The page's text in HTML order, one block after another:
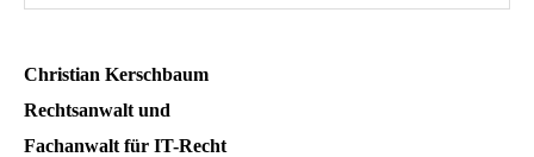
im
Christian Kerschbaum
Rechtsanwalt und
Fachanwalt für IT-Recht